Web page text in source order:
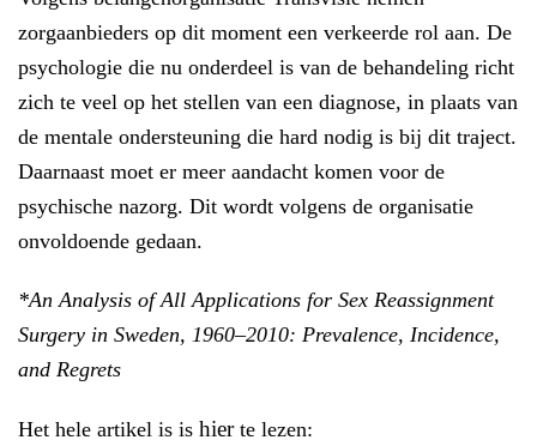
zorgaanbieders op dit moment een verkeerde rol aan. De
psychologie die nu onderdeel is van de behandeling richt
zich te veel op het stellen van een diagnose, in plaats van
de mentale ondersteuning die hard nodig is bij dit traject.
Daarnaast moet er meer aandacht komen voor de
psychische nazorg. Dit wordt volgens de organisatie
onvoldoende gedaan.
*An Analysis of All Applications for Sex Reassignment
Surgery in Sweden, 1960–2010: Prevalence, Incidence,
and Regrets
Het hele artikel is is hier te lezen: